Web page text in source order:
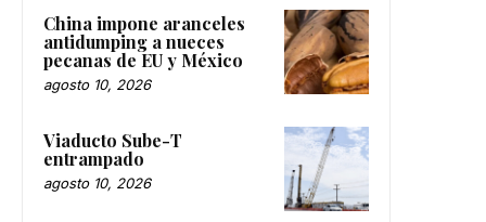
China impone aranceles
antidumping a nueces
pecanas de EU y México
agosto 10, 2026
Viaducto Sube-T
entrampado
agosto 10, 2026